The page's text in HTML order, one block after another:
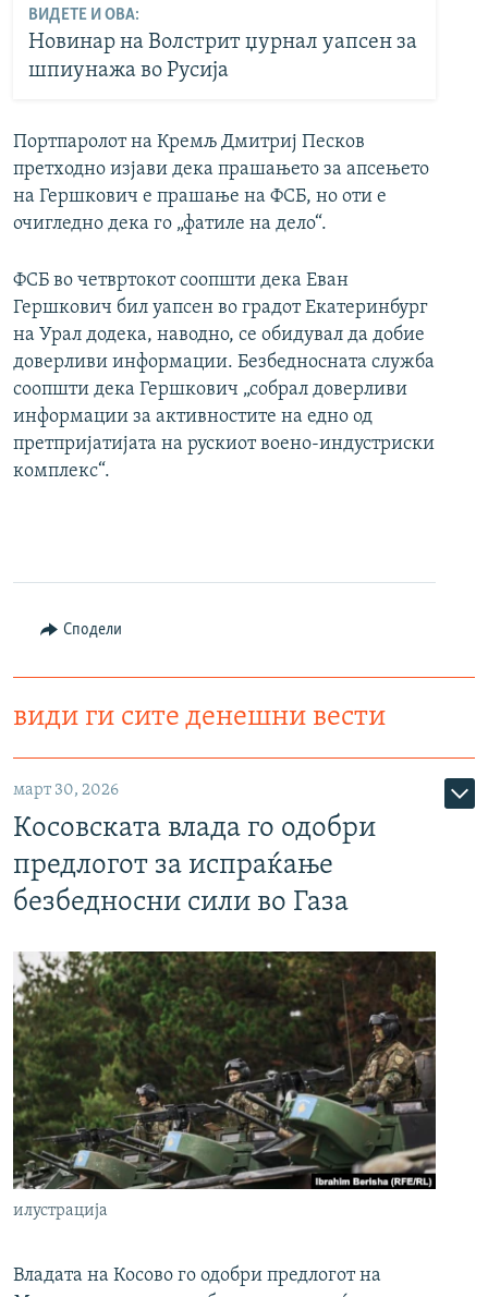
ВИДЕТЕ И ОВА:
Новинар на Волстрит џурнал уапсен за
шпиунажа во Русија
Портпаролот на Кремљ Дмитриј Песков
претходно изјави дека прашањето за апсењето
на Гершкович е прашање на ФСБ, но оти е
очигледно дека го „фатиле на дело“.
ФСБ во четвртокот соопшти дека Еван
Гершкович бил уапсен во градот Екатеринбург
на Урал додека, наводно, се обидувал да добие
доверливи информации. Безбедносната служба
соопшти дека Гершкович „собрал доверливи
информации за активностите на едно од
претпријатијата на рускиот воено-индустриски
комплекс“.
Сподели
види ги сите денешни вести
март 30, 2026
Косовската влада го одобри
предлогот за испраќање
безбедносни сили во Газа
илустрација
Владата на Косово го одобри предлогот на